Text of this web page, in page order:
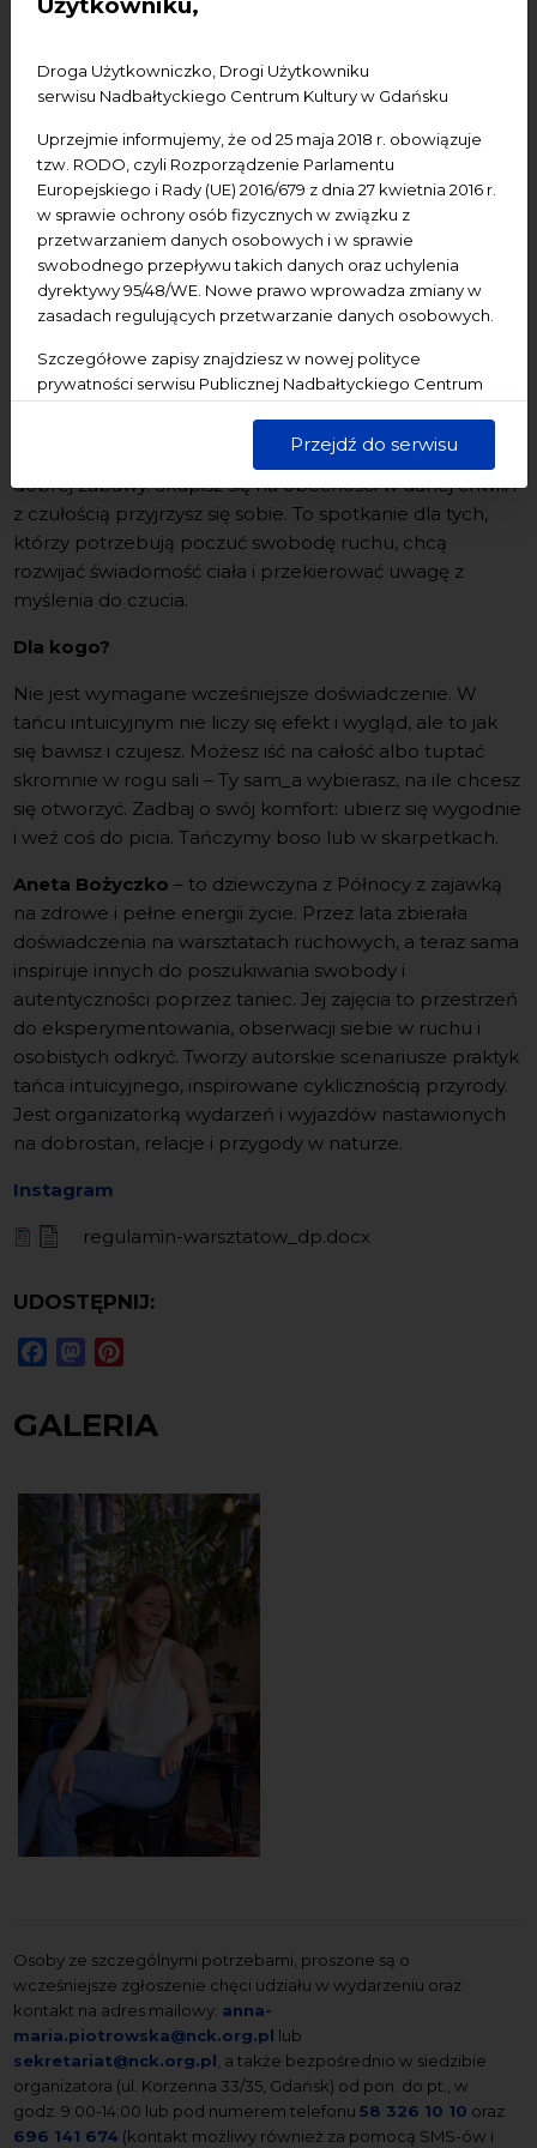
Droga Użytkowniczko, Drogi Użytkowniku
serwisu Nadbałtyckiego Centrum Kultury w Gdańsku
Uprzejmie informujemy, że od 25 maja 2018 r. obowiązuje
tzw. RODO, czyli Rozporządzenie Parlamentu
Europejskiego i Rady (UE) 2016/679 z dnia 27 kwietnia 2016 r.
w sprawie ochrony osób fizycznych w związku z
przetwarzaniem danych osobowych i w sprawie
swobodnego przepływu takich danych oraz uchylenia
dyrektywy 95/48/WE. Nowe prawo wprowadza zmiany w
zasadach regulujących przetwarzanie danych osobowych.
Szczegółowe zapisy znajdziesz w nowej polityce
prywatności serwisu Publicznej Nadbałtyckiego Centrum
dane są przetwarzane w sposób bezpieczny, z należytą
starannością i zgodnie z obowiązującymi przepisami.
Przejdź do serwisu
Uwolnij swoją ekspresję!
poruszyć i wzruszyć. W ruchu poszukamy radości,
odwagi oraz indywidualnej i autentycznej formy wyrazu
każdego uczestnika. I to wszystko bez choreografii!
Zaczniemy od rozgrzewki z ćwiczeniami pod kątem
swobodnej improwizacji, ekspresji i eksperymentów
ruchowych. Potem przyjdzie czas na naturalne flow do
wyciszymy, aby domknąć to wyjątkowe doświadczenie.
Czym jest taniec intuicyjny?
To połączenie uważności, ukojenia, fizycznego wysiłku i
dobrej zabawy. Skupisz się na obecności w danej chwili i
z czułością przyjrzysz się sobie. To spotkanie dla tych,
którzy potrzebują︎ poczuć swobodę ruchu, chcą
rozwijać świadomość ciała i przekierować uwagę z
myślenia do czucia.
Dla kogo?
Nie jest wymagane wcześniejsze doświadczenie. W
tańcu intuicyjnym nie liczy się efekt i wygląd, ale to jak
się bawisz i czujesz. Możesz iść na całość albo tuptać
skromnie w rogu sali – Ty sam_a wybierasz, na ile chcesz
się otworzyć. Zadbaj o swój komfort: ubierz się wygodnie
i weź coś do picia. Tańczymy boso lub w skarpetkach.
Aneta Bożyczko – to dziewczyna z Północy z zajawką
na zdrowe i pełne energii życie. Przez lata zbierała
doświadczenia na warsztatach ruchowych, a teraz sama
inspiruje innych do poszukiwania swobody i
autentyczności poprzez taniec. Jej zajęcia to przestrzeń
do eksperymentowania, obserwacji siebie w ruchu i
osobistych odkryć. Tworzy autorskie scenariusze praktyk
tańca intuicyjnego, inspirowane cyklicznością przyrody.
Jest organizatorką wydarzeń i wyjazdów nastawionych
na dobrostan, relacje i przygody w naturze.
Instagram
regulamin-warsztatow_dp.docx
UDOSTĘPNIJ:
FacebookMastodon
GALERIA
Osoby ze szczególnymi potrzebami, proszone są o
wcześniejsze zgłoszenie chęci udziału w wydarzeniu oraz
kontakt na adres mailowy: anna-
maria.piotrowska@nck.org.pl lub
sekretariat@nck.org.pl , a także bezpośrednio w siedzibie
organizatora (ul. Korzenna 33/35, Gdańsk) od pon. do pt., w
godz. 9:00-14:00 lub pod numerem telefonu58 326 10 10 oraz
696 141 674 (kontakt możliwy również za pomocą SMS-ów i